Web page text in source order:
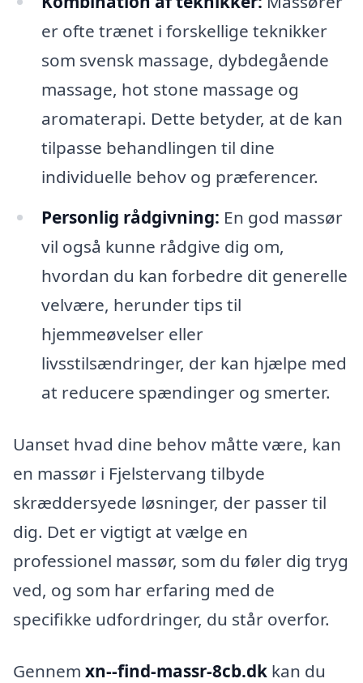
er ofte trænet i forskellige teknikker
som svensk massage, dybdegående
massage, hot stone massage og
aromaterapi. Dette betyder, at de kan
tilpasse behandlingen til dine
individuelle behov og præferencer.
Personlig rådgivning: En god massør
vil også kunne rådgive dig om,
hvordan du kan forbedre dit generelle
velvære, herunder tips til
hjemmeøvelser eller
livsstilsændringer, der kan hjælpe med
at reducere spændinger og smerter.
Uanset hvad dine behov måtte være, kan
en massør i Fjelstervang tilbyde
skræddersyede løsninger, der passer til
dig. Det er vigtigt at vælge en
professionel massør, som du føler dig tryg
ved, og som har erfaring med de
specifikke udfordringer, du står overfor.
Gennem xn--find-massr-8cb.dk kan du